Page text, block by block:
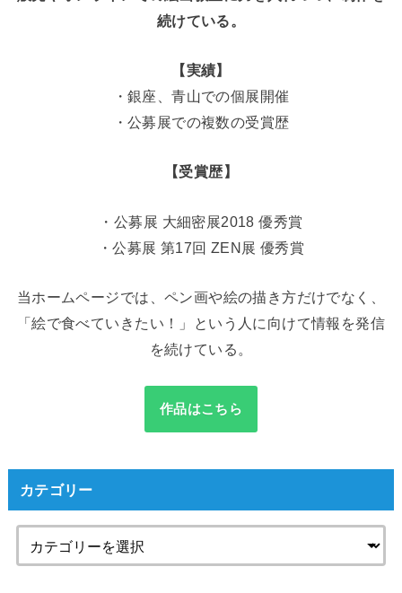
続けている。
【実績】
・銀座、青山での個展開催
・公募展での複数の受賞歴
【受賞歴】
・公募展 大細密展2018 優秀賞
・公募展 第17回 ZEN展 優秀賞
当ホームページでは、ペン画や絵の描き方だけでなく、
「絵で食べていきたい！」という人に向けて情報を発信
を続けている。
作品はこちら
カテゴリー